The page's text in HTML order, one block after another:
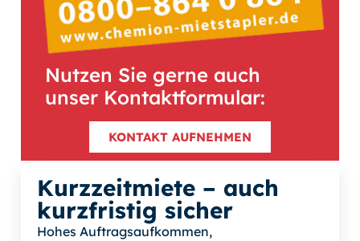
Nutzen Sie gerne auch
unser Kontaktformular:
KONTAKT AUFNEHMEN
Kurzzeitmiete – auch
kurzfristig sicher
Hohes Auftragsaufkommen,